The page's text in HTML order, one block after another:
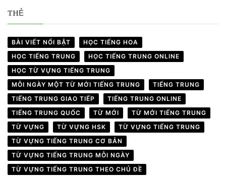
THẺ
BÀI VIẾT NỔI BẬT
HỌC TIẾNG HOA
HỌC TIẾNG TRUNG
HỌC TIẾNG TRUNG ONLINE
HỌC TỪ VỰNG TIẾNG TRUNG
MỖI NGÀY MỘT TỪ MỚI TIẾNG TRUNG
TIẾNG TRUNG
TIẾNG TRUNG GIAO TIẾP
TIẾNG TRUNG ONLINE
TIẾNG TRUNG QUỐC
TỪ MỚI
TỪ MỚI TIẾNG TRUNG
TỪ VỰNG
TỪ VỰNG HSK
TỪ VỰNG TIẾNG TRUNG
TỪ VỰNG TIẾNG TRUNG CƠ BẢN
TỪ VỰNG TIẾNG TRUNG MỖI NGÀY
TỪ VỰNG TIẾNG TRUNG THEO CHỦ ĐỀ